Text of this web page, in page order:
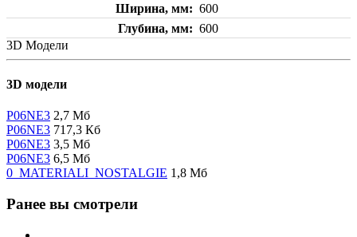
Ширина, мм
600
Глубина, мм
600
3D Модели
3D модели
P06NE3 2,7 Мб
P06NE3 717,3 Кб
P06NE3 3,5 Мб
P06NE3 6,5 Мб
0_MATERIALI_NOSTALGIE 1,8 Мб
Ранее вы смотрели